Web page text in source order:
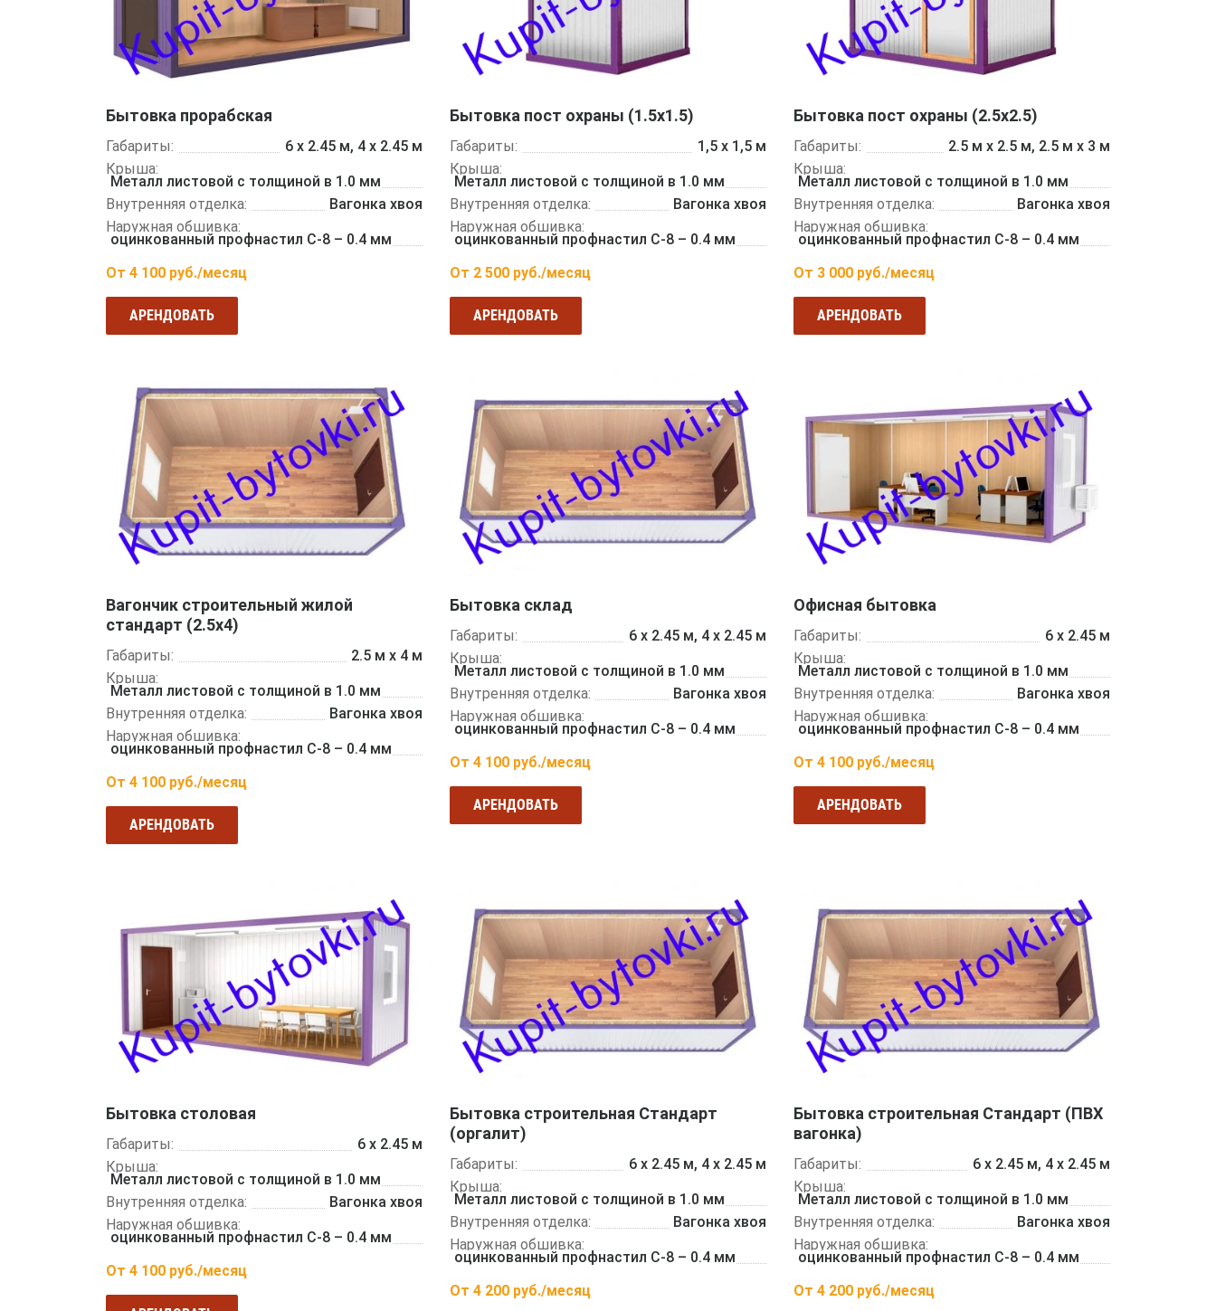
Бытовка прорабская
Габариты:
6 х 2.45 м, 4 х 2.45 м
Крыша:
Металл листовой с толщиной в 1.0 мм
Внутренняя отделка:
Вагонка хвоя
Наружная обшивка:
оцинкованный профнастил С-8 – 0.4 мм
От 4 100 руб./месяц
АРЕНДОВАТЬ
Бытовка пост охраны (1.5х1.5)
Габариты:
1,5 х 1,5 м
Крыша:
Металл листовой с толщиной в 1.0 мм
Внутренняя отделка:
Вагонка хвоя
Наружная обшивка:
оцинкованный профнастил С-8 – 0.4 мм
От 2 500руб./месяц
АРЕНДОВАТЬ
Бытовка пост охраны (2.5х2.5)
Габариты:
2.5 м x 2.5 м, 2.5 м x 3 м
Крыша:
Металл листовой с толщиной в 1.0 мм
Внутренняя отделка:
Вагонка хвоя
Наружная обшивка:
оцинкованный профнастил С-8 – 0.4 мм
От 3 000руб./месяц
АРЕНДОВАТЬ
Вагончик строительный жилой
стандарт (2.5х4)
Габариты:
2.5 м x 4 м
Крыша:
Металл листовой с толщиной в 1.0 мм
Внутренняя отделка:
Вагонка хвоя
Наружная обшивка:
оцинкованный профнастил С-8 – 0.4 мм
От 4 100 руб./месяц
АРЕНДОВАТЬ
Бытовка склад
Габариты:
6 х 2.45 м, 4 х 2.45 м
Крыша:
Металл листовой с толщиной в 1.0 мм
Внутренняя отделка:
Вагонка хвоя
Наружная обшивка:
оцинкованный профнастил С-8 – 0.4 мм
От 4 100руб./месяц
АРЕНДОВАТЬ
Офисная бытовка
Габариты:
6 х 2.45 м
Крыша:
Металл листовой с толщиной в 1.0 мм
Внутренняя отделка:
Вагонка хвоя
Наружная обшивка:
оцинкованный профнастил С-8 – 0.4 мм
От 4 100руб./месяц
АРЕНДОВАТЬ
Бытовка столовая
Габариты:
6 х 2.45 м
Крыша:
Металл листовой с толщиной в 1.0 мм
Внутренняя отделка:
Вагонка хвоя
Наружная обшивка:
оцинкованный профнастил С-8 – 0.4 мм
От 4 100 руб./месяц
Бытовка строительная Стандарт
(оргалит)
Габариты:
6 х 2.45 м, 4 х 2.45 м
Крыша:
Металл листовой с толщиной в 1.0 мм
Внутренняя отделка:
Вагонка хвоя
Наружная обшивка:
оцинкованный профнастил С-8 – 0.4 мм
От 4 200руб./месяц
Бытовка строительная Стандарт (ПВХ
вагонка)
Габариты:
6 х 2.45 м, 4 х 2.45 м
Крыша:
Металл листовой с толщиной в 1.0 мм
Внутренняя отделка:
Вагонка хвоя
Наружная обшивка:
оцинкованный профнастил С-8 – 0.4 мм
От 4 200руб./месяц